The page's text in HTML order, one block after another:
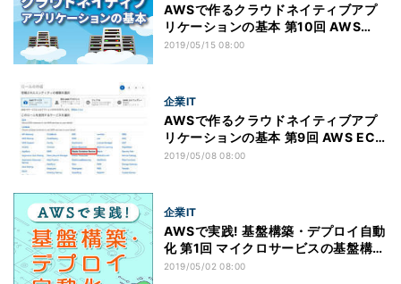
AWSで作るクラウドネイティブアプ
リケーションの基本 第10回 AWS
ECS上に構築するSpringアプリケー
2019/05/15 08:00
企業IT
AWSで作るクラウドネイティブアプ
リケーションの基本 第9回 AWS ECS
上に構築するSpringアプリケーショ
2019/05/08 08:00
企業IT
AWSで実践! 基盤構築・デプロイ自動
化 第1回 マイクロサービスの基盤構築
／デプロイ自動化
2019/05/02 08:00